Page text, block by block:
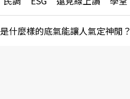
查全解析
什麼樣的底氣能讓人氣定神閒？